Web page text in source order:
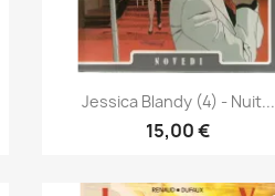
Anteprima
Jessica Blandy (4) - Nuit...
15,00 €